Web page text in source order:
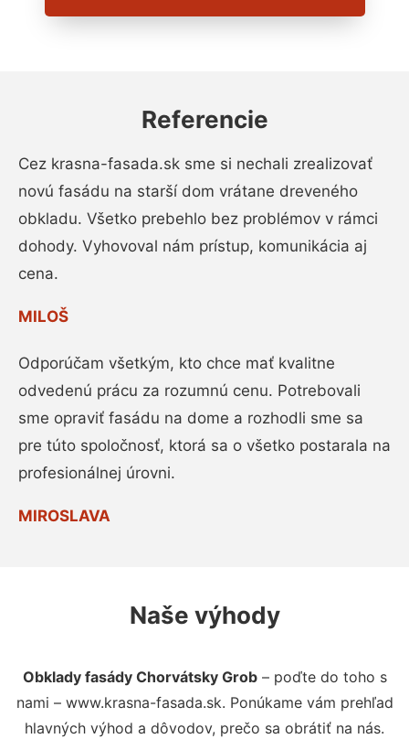
Referencie
Cez krasna-fasada.sk sme si nechali zrealizovať
novú fasádu na starší dom vrátane dreveného
obkladu. Všetko prebehlo bez problémov v rámci
dohody. Vyhovoval nám prístup, komunikácia aj
cena.
MILOŠ
Odporúčam všetkým, kto chce mať kvalitne
odvedenú prácu za rozumnú cenu. Potrebovali
sme opraviť fasádu na dome a rozhodli sme sa
pre túto spoločnosť, ktorá sa o všetko postarala na
profesionálnej úrovni.
MIROSLAVA
Naše výhody
Obklady fasády Chorvátsky Grob– poďte do toho s
nami – www.krasna-fasada.sk. Ponúkame vám prehľad
hlavných výhod a dôvodov, prečo sa obrátiť na nás.